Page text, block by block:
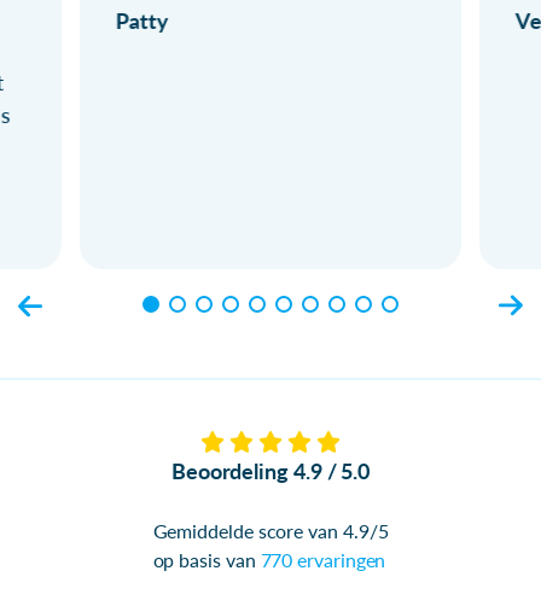
Patty
Beoordeling 4.9 / 5.0
Gemiddelde score van 4.9/5
op basis van 770 ervaringen